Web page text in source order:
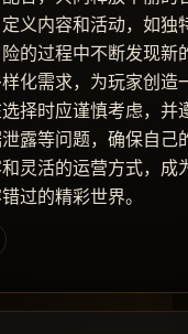
义内容和活动，如
的过程中不断发现新
化需求，为玩家创
择时应谨慎考虑，
露等问题，确保自
灵活的运营方式，
过的精彩世界。